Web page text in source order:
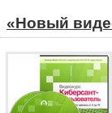
«Новый